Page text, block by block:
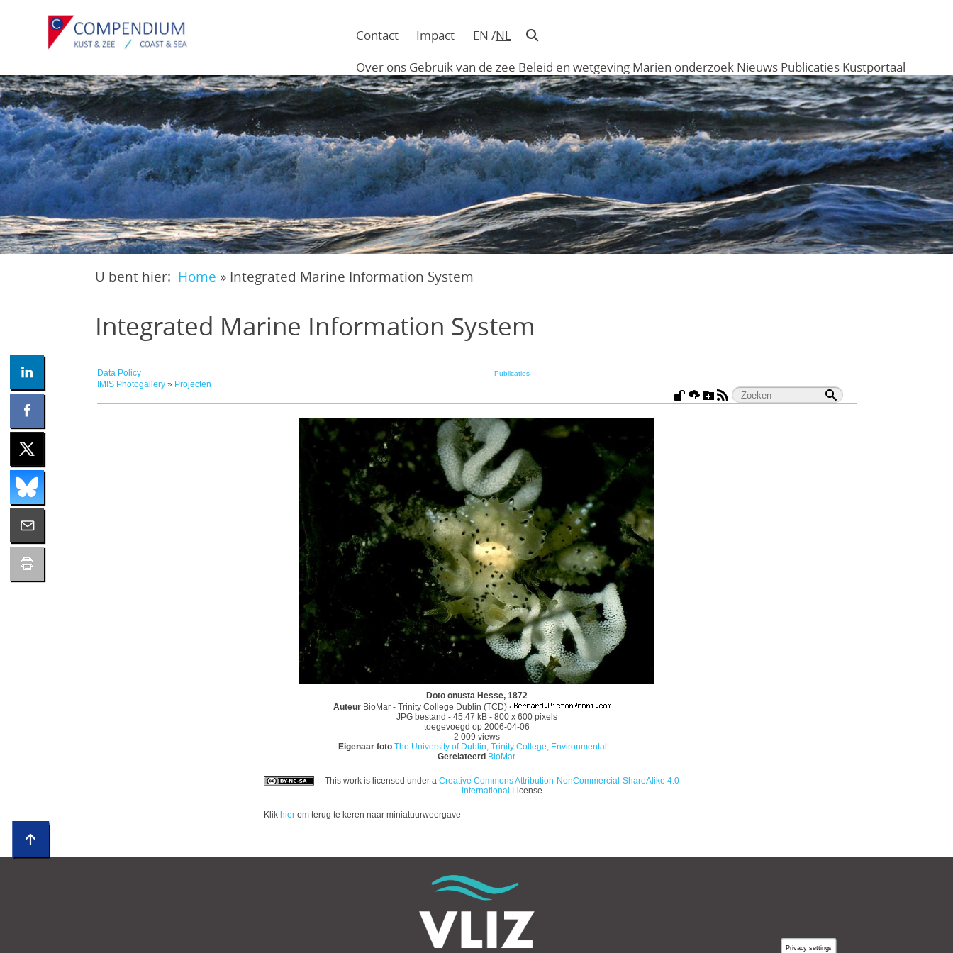
inhoud
gaan
in
hoofding
Contact Impact EN NL
Main
navigation
Menu
Over ons Gebruik van de zee Beleid en wetgeving Marien onderzoek Nieuws Publicaties Kustportaal
U bent hier: Home » Integrated Marine Information System
Integrated Marine Information System
Data Policy Publicaties
IMIS Photogallery» Projecten
Doto onusta Hesse, 1872
Auteur BioMar - Trinity College Dublin (TCD) ·
JPG bestand - 45.47 kB - 800 x 600 pixels
toegevoegd op 2006-04-06
2 009 views
Eigenaar foto The University of Dublin, Trinity College; Environmental ...
Gerelateerd BioMar
This work is licensed under a Creative Commons Attribution-NonCommercial-ShareAlike 4.0
International License
Klik hier om terug te keren naar miniatuurweergave
Privacy settings